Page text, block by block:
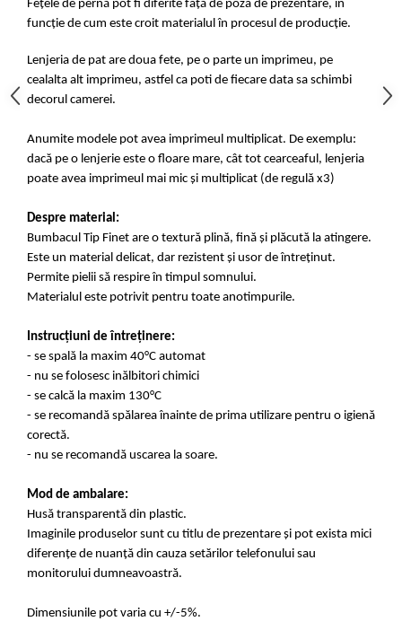
Fețele de pernă pot fi diferite față de poza de prezentare, în
funcție de cum este croit materialul în procesul de producție.
Lenjeria de pat are doua fete, pe o parte un imprimeu, pe
cealalta alt imprimeu, astfel ca poti de fiecare data sa schimbi
decorul camerei.
Anumite modele pot avea imprimeul multiplicat. De exemplu:
dacă pe o lenjerie este o floare mare, cât tot cearceaful, lenjeria
poate avea imprimeul mai mic și multiplicat (de regulă x3)
Despre material:
Bumbacul Tip Finet are o textură plină, fină și plăcută la atingere.
Este un material delicat, dar rezistent și usor de întreținut.
Permite pielii să respire în timpul somnului.
Materialul este potrivit pentru toate anotimpurile.
Instrucțiuni de întreținere:
- se spală la maxim 40°C automat
- nu se folosesc inălbitori chimici
- se calcă la maxim 130°C
- se recomandă spălarea înainte de prima utilizare pentru o igienă
corectă.
- nu se recomandă uscarea la soare.
Mod de ambalare:
Husă transparentă din plastic.
Imaginile produselor sunt cu titlu de prezentare și pot exista mici
diferențe de nuanță din cauza setărilor telefonului sau
monitorului dumneavoastră.
Dimensiunile pot varia cu +/-5%.